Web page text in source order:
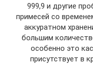
999,9 и другие
примесей со
аккуратном
большим
особенно это
присутствует в